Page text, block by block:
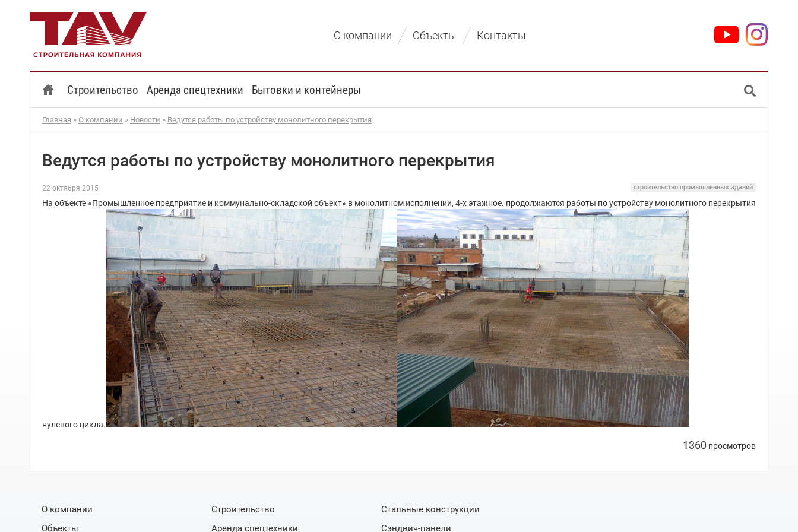
О компании Объекты Контакты
Строительство Аренда спецтехники Бытовки и контейнеры
Главная » О компании » Новости » Ведутся работы по устройству монолитного перекрытия
Ведутся работы по устройству монолитного перекрытия
22 октября 2015 строительство промышленных зданий
На объекте «Промышленное предприятие и коммунально-складской объект» в монолитном исполнении, 4-х этажное. продолжаются работы по устройству монолитного перекрытия
нулевого цикла.
1360 просмотров
О компании
Объекты
Строительство
Аренда спецтехники
Стальные конструкции
Сэндвич-панели